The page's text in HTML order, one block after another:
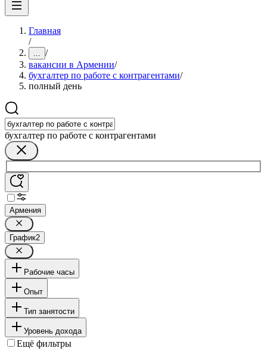
Главная
/
... /
вакансии в Армении/
бухгалтер по работе с контрагентами/
полный день
бухгалтер по работе с контрагентами
Армения
График2
Рабочие часы
Опыт
Тип занятости
Уровень дохода
Ещё фильтры